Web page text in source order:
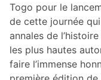
Togo pour le
de cette journée
annales de
les plus hautes
faire l’immense